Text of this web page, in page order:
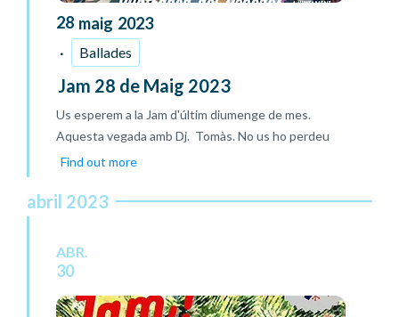
28 maig 2023
Ballades
Jam 28 de Maig 2023
Us esperem a la Jam d'últim diumenge de mes.
Aquesta vegada amb Dj. Tomàs. No us ho perdeu
Find out more
abril 2023
ABR.
30